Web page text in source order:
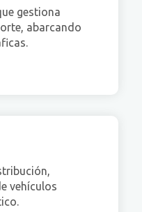
gestiona
abarcando
vehículos